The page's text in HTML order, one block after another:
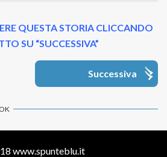
QUESTA STORIA CLICCANDO
SU “SUCCESSIVA”
Successiva
www.spunteblu.it